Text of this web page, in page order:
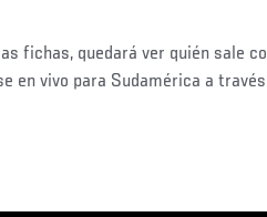
fichas, quedará ver quién sale
en vivo para Sudamérica a